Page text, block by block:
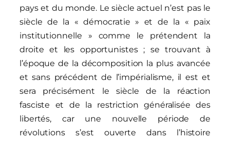
pays et du monde. Le siècle actuel n’est pas le
siècle de la « démocratie » et de la « paix
institutionnelle » comme le prétendent la
droite et les opportunistes ; se trouvant à
l’époque de la décomposition la plus avancée
et sans précédent de l’impérialisme, il est et
sera précisément le siècle de la réaction
fasciste et de la restriction généralisée des
libertés, car une nouvelle période de
révolutions s’est ouverte dans l’histoire